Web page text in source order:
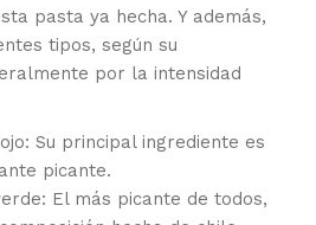
pasta ya hecha. Y además,
tipos, según su
por la intensidad
Su principal ingrediente es
picante.
El más picante de todos,